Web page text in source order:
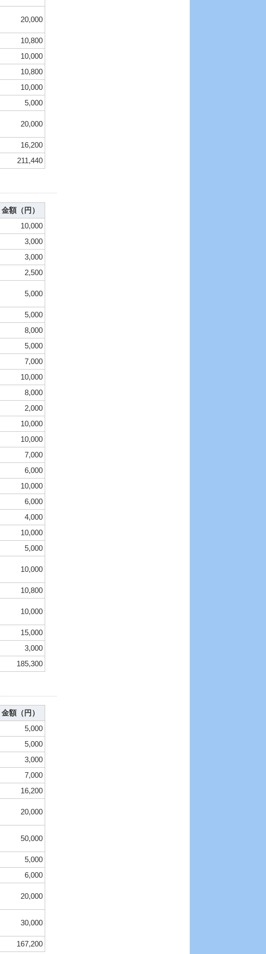
20,000
10,800
10,000
10,800
10,000
5,000
20,000
16,200
211,440
金額（円）
10,000
3,000
3,000
2,500
5,000
5,000
8,000
5,000
7,000
10,000
8,000
2,000
10,000
10,000
7,000
6,000
10,000
6,000
4,000
10,000
5,000
10,000
10,800
10,000
15,000
3,000
185,300
金額（円）
5,000
5,000
3,000
7,000
16,200
20,000
50,000
5,000
6,000
20,000
30,000
167,200